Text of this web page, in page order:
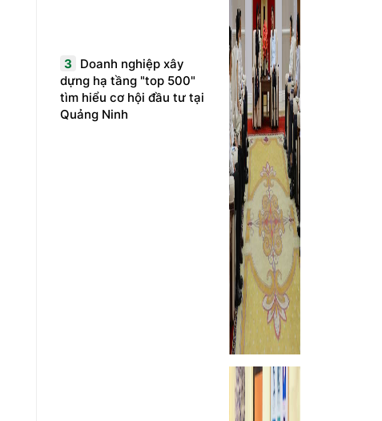
3
Doanh nghiệp xây
dựng hạ tầng "top 500"
tìm hiểu cơ hội đầu tư tại
Quảng Ninh